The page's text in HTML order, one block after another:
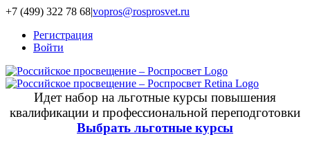
+7 (499) 322 78 68|vopros@rosprosvet.ru
Регистрация
Войти
Идет набор на льготные курсы повышения
квалификации и профессиональной переподготовки
Выбрать льготные курсы